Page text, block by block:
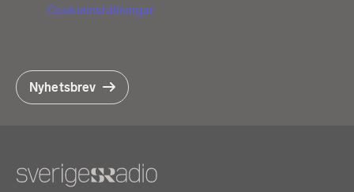
Cookieinställningar
Nyhetsbrev